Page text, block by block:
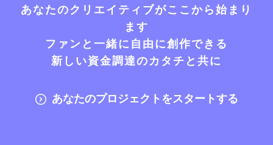
あなたのクリエイティブがここから始まり
ます
ファンと一緒に自由に創作できる
新しい資金調達のカタチと共に
あなたのプロジェクトをスタートする